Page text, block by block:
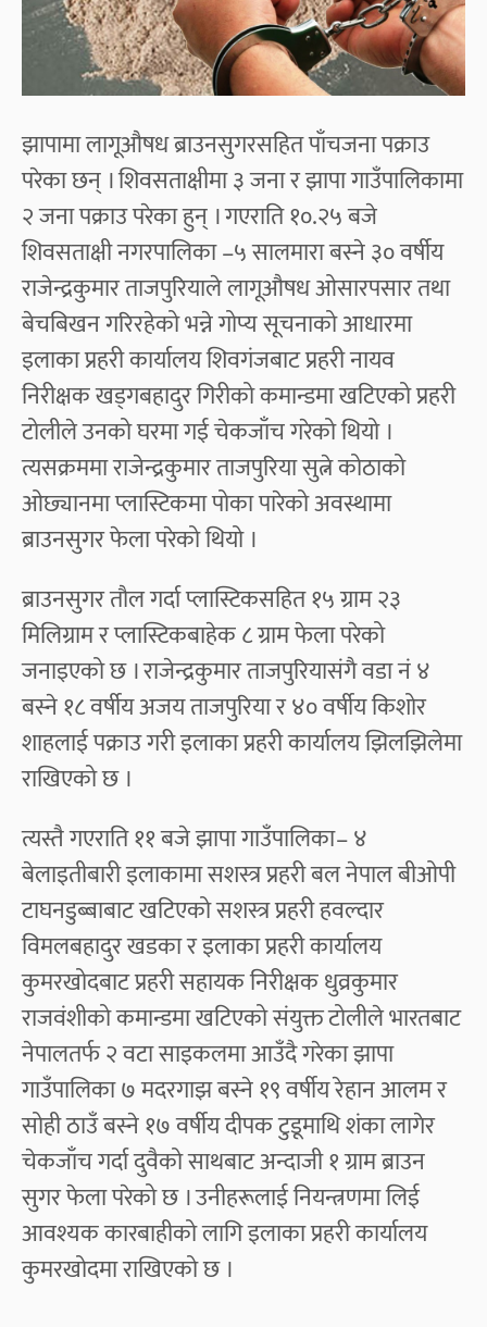
झापामा लागूऔषध ब्राउनसुगरसहित पाँचजना पक्राउ
परेका छन् । शिवसताक्षीमा ३ जना र झापा गाउँपालिकामा
२ जना पक्राउ परेका हुन् । गएराति १०.२५ बजे
शिवसताक्षी नगरपालिका –५ सालमारा बस्ने ३० वर्षीय
राजेन्द्रकुमार ताजपुरियाले लागूऔषध ओसारपसार तथा
बेचबिखन गरिरहेको भन्ने गोप्य सूचनाको आधारमा
इलाका प्रहरी कार्यालय शिवगंजबाट प्रहरी नायव
निरीक्षक खड्गबहादुर गिरीको कमान्डमा खटिएको प्रहरी
टोलीले उनको घरमा गई चेकजाँच गरेको थियो ।
त्यसक्रममा राजेन्द्रकुमार ताजपुरिया सुत्ने कोठाको
ओछ्यानमा प्लास्टिकमा पोका पारेको अवस्थामा
ब्राउनसुगर फेला परेको थियो ।
ब्राउनसुगर तौल गर्दा प्लास्टिकसहित १५ ग्राम २३
मिलिग्राम र प्लास्टिकबाहेक ८ ग्राम फेला परेको
जनाइएको छ । राजेन्द्रकुमार ताजपुरियासंगै वडा नं ४
बस्ने १८ वर्षीय अजय ताजपुरिया र ४० वर्षीय किशोर
शाहलाई पक्राउ गरी इलाका प्रहरी कार्यालय झिलझिलेमा
राखिएको छ ।
त्यस्तै गएराति ११ बजे झापा गाउँपालिका– ४
बेलाइतीबारी इलाकामा सशस्त्र प्रहरी बल नेपाल बीओपी
टाघनडुब्बाबाट खटिएको सशस्त्र प्रहरी हवल्दार
विमलबहादुर खडका र इलाका प्रहरी कार्यालय
कुमरखोदबाट प्रहरी सहायक निरीक्षक धुव्रकुमार
राजवंशीको कमान्डमा खटिएको संयुक्त टोलीले भारतबाट
नेपालतर्फ २ वटा साइकलमा आउँदै गरेका झापा
गाउँपालिका ७ मदरगाझ बस्ने १९ वर्षीय रेहान आलम र
सोही ठाउँ बस्ने १७ वर्षीय दीपक टुडूमाथि शंका लागेर
चेकजाँच गर्दा दुवैको साथबाट अन्दाजी १ ग्राम ब्राउन
सुगर फेला परेको छ । उनीहरूलाई नियन्त्रणमा लिई
आवश्यक कारबाहीको लागि इलाका प्रहरी कार्यालय
कुमरखोदमा राखिएको छ ।